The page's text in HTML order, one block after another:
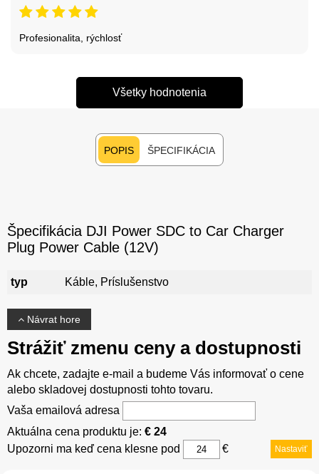
Profesionalita, rýchlosť
Všetky hodnotenia
POPIS ŠPECIFIKÁCIA
Špecifikácia DJI Power SDC to Car Charger
Plug Power Cable (12V)
typ Káble, Príslušenstvo
Návrat hore
Strážiť zmenu ceny a dostupnosti
Ak chcete, zadajte e-mail a budeme Vás informovať o cene
alebo skladovej dostupnosti tohto tovaru.
Vaša emailová adresa
Aktuálna cena produktu je: € 24
Upozorni ma keď cena klesne pod
€ Nastaviť